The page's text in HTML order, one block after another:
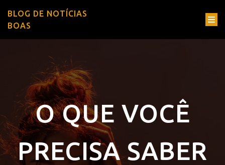
BLOG DE NOTÍCIAS
BOAS
O QUE VOCÊ
PRECISA SABER